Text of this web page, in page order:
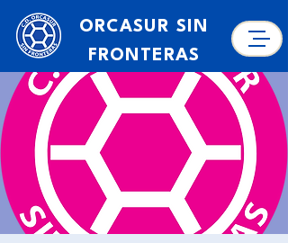
ORCASUR SIN
FRONTERAS